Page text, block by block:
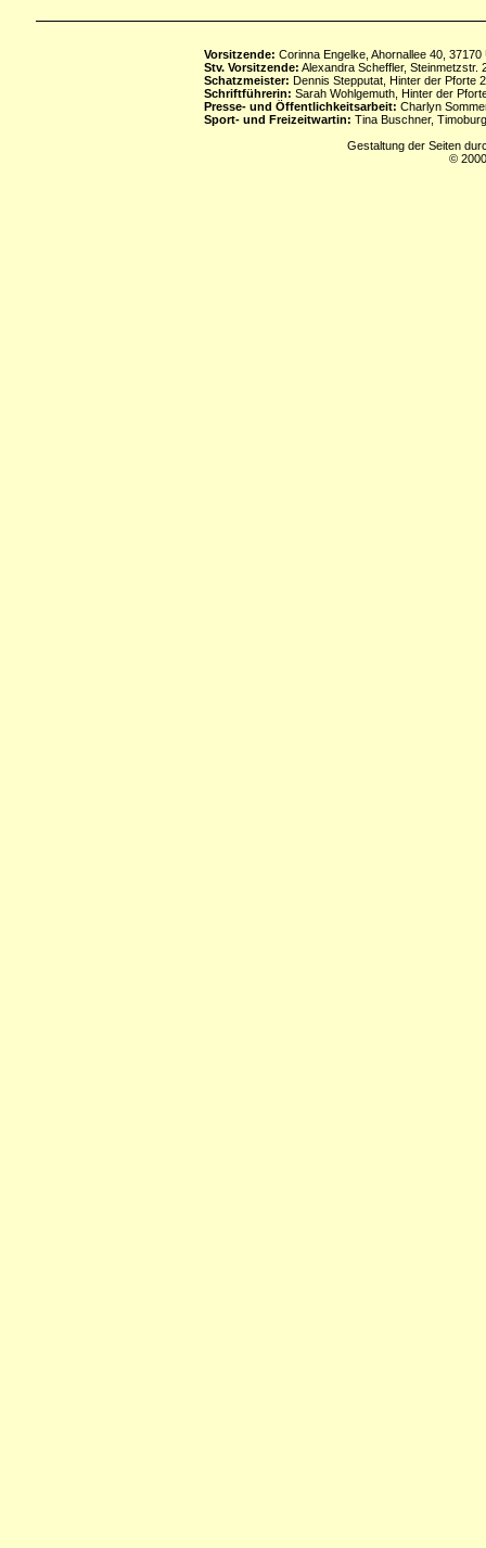
Vorsitzende: Corinna Engelke, Ahornallee 40,
Stv. Vorsitzende: Alexandra Scheffler, Steinmetzstr.
Schatzmeister: Dennis Stepputat, Hinter der Pforte
Schriftführerin: Sarah Wohlgemuth, Hinter der
Presse- und Öffentlichkeitsarbeit: Charlyn
Sport- und Freizeitwartin: Tina Buschner,
Gestaltung der Seiten
©